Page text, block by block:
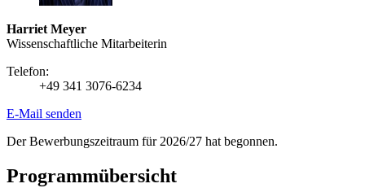
Harriet Meyer
Wissenschaftliche Mitarbeiterin
Telefon:
+49 341 3076-6234
E-Mail senden
Der Bewerbungszeitraum für 2026/27 hat begonnen.
Programmübersicht